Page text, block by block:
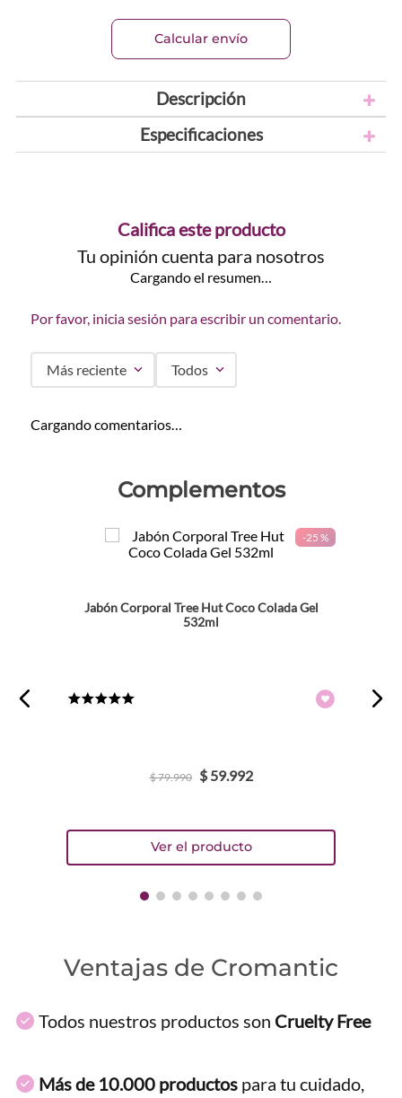
Calcular envío
Descripción
Especificaciones
Califica este producto
Tu opinión cuenta para nosotros
Cargando el resumen…
Por favor, inicia sesión para escribir un comentario.
Más reciente Todos
Cargando comentarios…
Complementos
-25 %
Jabón Corporal Tree Hut Coco Colada Gel
532ml
$79.990 $ 59.992
Ventajas de Cromantic
Todos nuestros productos son Cruelty Free
Más de 10.000 productos para tu cuidado,